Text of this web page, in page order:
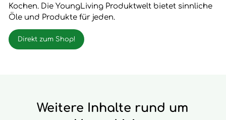
Kochen. Die YoungLiving Produktwelt bietet sinnliche
Öle und Produkte für jeden.
Direkt zum Shop!
Weitere Inhalte rund um